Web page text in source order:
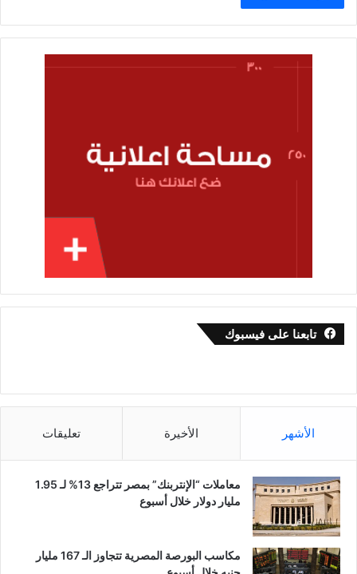
تابعنا على فيسبوك
الأشهر الأخيرة تعليقات
معاملات “الإنتربنك” بمصر تتراجع 13% لـ 1.95
مليار دولار خلال أسبوع
مكاسب البورصة المصرية تتجاوز الـ 167 مليار